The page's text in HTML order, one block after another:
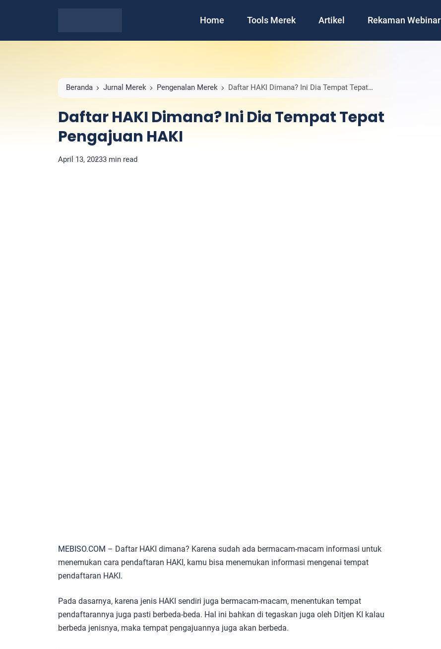
Home Tools Merek Artikel Rekaman Webinar
Beranda Jurnal Merek Pengenalan Merek
Daftar HAKI Dimana? Ini Dia Tempat Tepat
Pengajuan HAKI
Daftar HAKI Dimana? Ini Dia Tempat Tepat
Pengajuan HAKI
April 13, 20233 min read
MEBISO.COM – Daftar HAKI dimana? Karena sudah ada bermacam-macam informasi untuk
menemukan cara pendaftaran HAKI, kamu bisa menemukan informasi mengenai tempat
pendaftaran HAKI.
Pada dasarnya, karena jenis HAKI sendiri juga bermacam-macam, menentukan tempat
pendaftarannya juga pasti berbeda-beda. Hal ini bahkan di tegaskan juga oleh Ditjen KI kalau
berbeda jenisnya, maka tempat pengajuannya juga akan berbeda.